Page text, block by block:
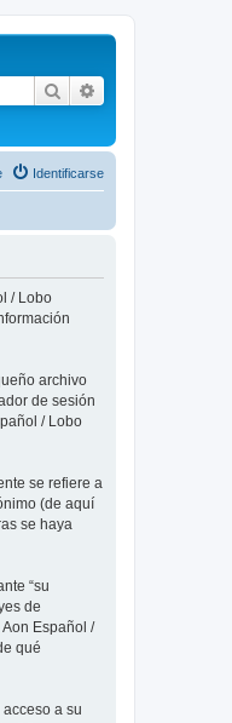
Buscar
Identificarse
/ Lobo
archivo
de sesión
/ Lobo
se refiere a
(de aquí
se haya
“su
de
Español /
qué
a su